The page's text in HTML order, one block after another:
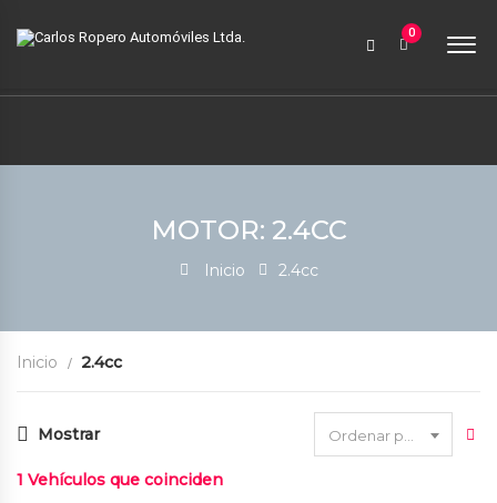
contabilidad@carlosroperoautomoviles.com
0
MOTOR: 2.4CC
Inicio 2.4cc
Inicio 2.4cc
Mostrar
1 Vehículos que coinciden